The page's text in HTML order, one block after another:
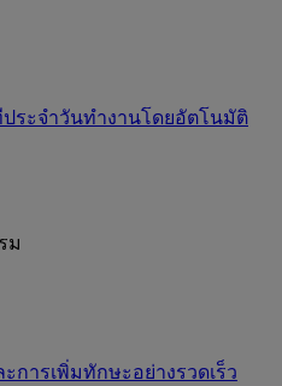
ระจำวันทำงานโดยอัตโนมัติ
ม
การเพิ่มทักษะอย่างรวดเร็ว